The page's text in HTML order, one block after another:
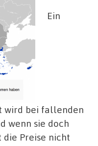
Ein
wird bei fallenden
wenn sie doch
Preise nicht